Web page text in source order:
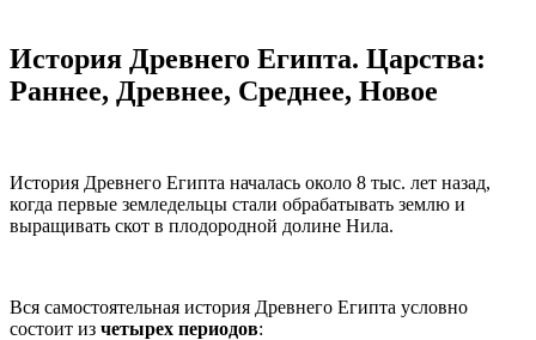
История Древнего Египта. Царства:
Раннее, Древнее, Среднее, Новое
История Древнего Египта началась около 8 тыс. лет назад,
когда первые земледельцы стали обрабатывать землю и
выращивать скот в плодородной долине Нила.
Вся самостоятельная история Древнего Египта условно
состоит из четырех периодов: